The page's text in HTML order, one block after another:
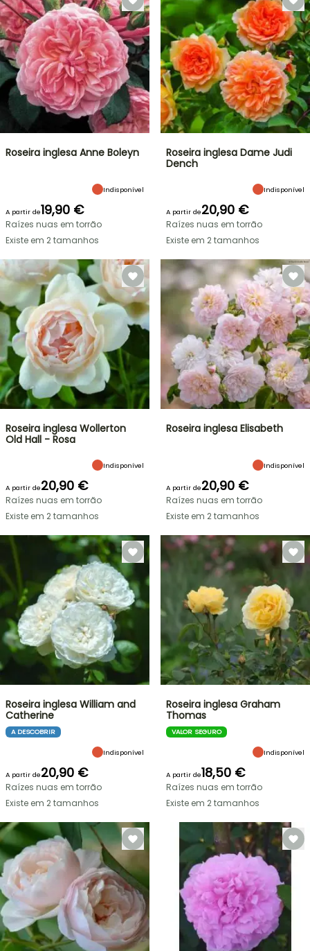
Roseira inglesa Anne Boleyn
Indisponível
A partir de19,90 €
Raízes nuas em torrão
Existe em 2 tamanhos
Roseira inglesa Dame Judi
Dench
Indisponível
A partir de20,90 €
Raízes nuas em torrão
Existe em 2 tamanhos
Roseira inglesa Wollerton
Old Hall - Rosa
Indisponível
A partir de20,90 €
Raízes nuas em torrão
Existe em 2 tamanhos
Roseira inglesa Elisabeth
Indisponível
A partir de20,90 €
Raízes nuas em torrão
Existe em 2 tamanhos
Roseira inglesa William and
Catherine
A DESCOBRIR
Indisponível
A partir de20,90 €
Raízes nuas em torrão
Existe em 2 tamanhos
Roseira inglesa Graham
Thomas
VALOR SEGURO
Indisponível
A partir de18,50 €
Raízes nuas em torrão
Existe em 2 tamanhos